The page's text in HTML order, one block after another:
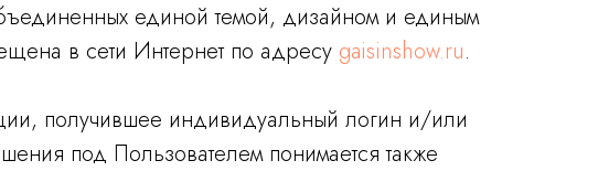
единой темой, дизайном и единым
в сети Интернет по адресу gaisinshow.ru.
получившее индивидуальный логин и/или
под Пользователем понимается также